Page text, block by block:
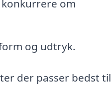
konkurrere om
og udtryk.
der passer bedst til